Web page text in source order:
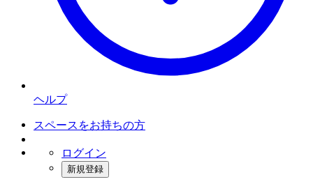
ヘルプ
スペースをお持ちの方
ログイン
新規登録